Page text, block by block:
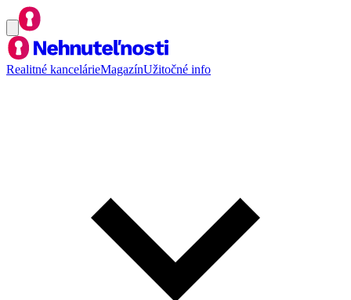
Realitné kancelárieMagazínUžitočné info